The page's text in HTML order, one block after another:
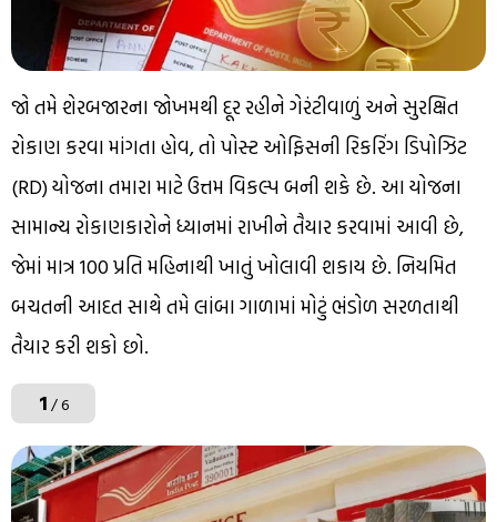
જો તમે શેરબજારના જોખમથી દૂર રહીને ગેરંટીવાળું અને સુરક્ષિત
રોકાણ કરવા માંગતા હોવ, તો પોસ્ટ ઓફિસની રિકરિંગ ડિપોઝિટ
(RD) યોજના તમારા માટે ઉત્તમ વિકલ્પ બની શકે છે. આ યોજના
સામાન્ય રોકાણકારોને ધ્યાનમાં રાખીને તૈયાર કરવામાં આવી છે,
જેમાં માત્ર ₹100 પ્રતિ મહિનાથી ખાતું ખોલાવી શકાય છે. નિયમિત
બચતની આદત સાથે તમે લાંબા ગાળામાં મોટું ભંડોળ સરળતાથી
તૈયાર કરી શકો છો.
1/ 6